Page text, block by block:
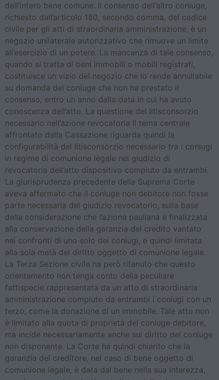
dell’intero bene comune. Il consenso dell’altro coniuge,
richiesto dall’articolo 180, secondo comma, del codice
civile per gli atti di straordinaria amministrazione, è un
negozio unilaterale autorizzativo che rimuove un limite
all’esercizio di un potere. La mancanza di tale consenso,
quando si tratta di beni immobili o mobili registrati,
costituisce un vizio del negozio che lo rende annullabile
su domanda del coniuge che non ha prestato il
consenso, entro un anno dalla data in cui ha avuto
conoscenza dell’atto. La questione del litisconsorzio
necessario nell’azione revocatoria Il tema centrale
affrontato dalla Cassazione riguarda quindi la
configurabilità del litisconsorzio necessario tra i coniugi
in regime di comunione legale nel giudizio di
revocatoria dell’atto dispositivo compiuto da entrambi.
La giurisprudenza precedente della Suprema Corte
aveva affermato che il coniuge non debitore non fosse
parte necessaria del giudizio revocatorio, sulla base
della considerazione che l’azione pauliana è finalizzata
alla conservazione della garanzia del credito vantato
nei confronti di uno solo dei coniugi, e quindi limitata
alla sola metà del diritto oggetto di comunione legale.
La Terza Sezione civile ha però ritenuto che questo
orientamento non tenga conto della peculiare
fattispecie rappresentata da un atto di straordinaria
amministrazione compiuto da entrambi i coniugi con un
terzo, come la donazione di un immobile. Tale atto non
è limitato alla quota di proprietà del coniuge debitore,
ma incide necessariamente anche sul diritto del coniuge
non disponente. La Corte ha quindi chiarito che la
garanzia del creditore, nel caso di bene oggetto di
comunione legale, è data dal bene nella sua interezza,